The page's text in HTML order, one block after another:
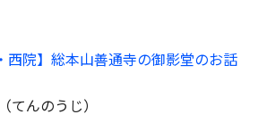
西院】総本山善通寺の御影堂のお話
てんのうじ）